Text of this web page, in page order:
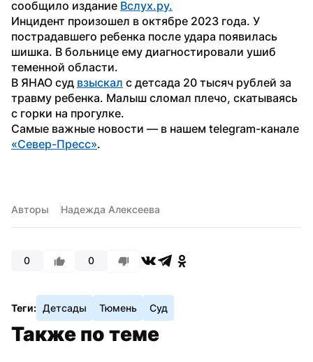
сообщило издание Вслух.ру.
Инцидент произошел в октябре 2023 года. У
пострадавшего ребенка после удара появилась
шишка. В больнице ему диагностировали ушиб
теменной области.
В ЯНАО суд взыскал с детсада 20 тысяч рублей за
травму ребенка. Малыш сломал плечо, скатываясь
с горки на прогулке.
«Север-Пресс».
Авторы Надежда Алексеева
0 0
Теги: Детсады Тюмень Суд
Также по теме